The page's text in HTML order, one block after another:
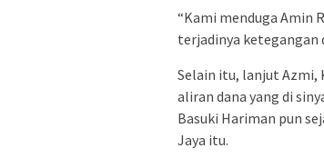
“Kami menduga Amin
terjadinya ketegangan
Selain itu, lanjut Azmi,
aliran dana yang di
Basuki Hariman pun
Jaya itu.